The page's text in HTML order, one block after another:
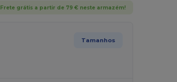
Frete grátis a partir de 79 € neste armazém!
Tamanhos